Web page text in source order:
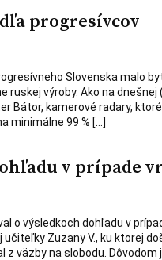
progresívcov
Slovenska malo
výroby. Ako na dnešnej
Bátor, kamerové radary,
minimálne 99 % […]
v prípade
o výsledkoch dohľadu v
Zuzany V., ku ktorej
väzby na slobodu. Dôvodom